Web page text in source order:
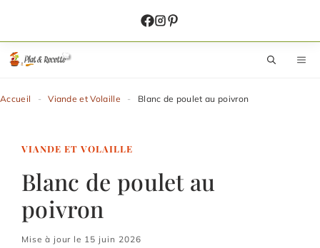
contenu
Accueil - Viande et Volaille - Blanc de poulet au poivron
VIANDE ET VOLAILLE
Blanc de poulet au
poivron
Mise à jour le 15 juin 2026